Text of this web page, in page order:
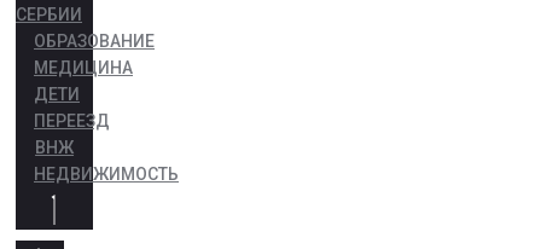
СЕРБИИ
ОБРАЗОВАНИЕ
МЕДИЦИНА
ДЕТИ
ПЕРЕЕЗД
ВНЖ
НЕДВИЖИМОСТЬ